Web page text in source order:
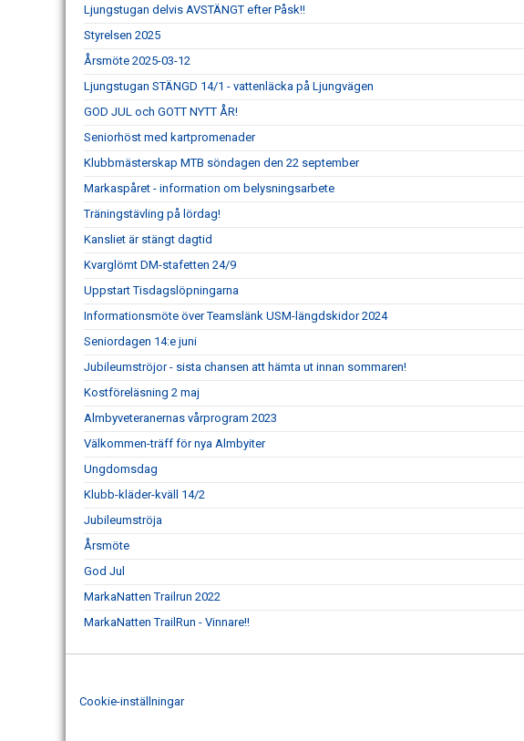
Ljungstugan delvis AVSTÄNGT efter Påsk!!
Styrelsen 2025
Årsmöte 2025-03-12
Ljungstugan STÄNGD 14/1 - vattenläcka på Ljungvägen
GOD JUL och GOTT NYTT ÅR!
Seniorhöst med kartpromenader
Klubbmästerskap MTB söndagen den 22 september
Markaspåret - information om belysningsarbete
Träningstävling på lördag!
Kansliet är stängt dagtid
Kvarglömt DM-stafetten 24/9
Uppstart Tisdagslöpningarna
Informationsmöte över Teamslänk USM-längdskidor 2024
Seniordagen 14:e juni
Jubileumströjor - sista chansen att hämta ut innan sommaren!
Kostföreläsning 2 maj
Almbyveteranernas vårprogram 2023
Välkommen-träff för nya Almbyiter
Ungdomsdag
Klubb-kläder-kväll 14/2
Jubileumströja
Årsmöte
God Jul
MarkaNatten Trailrun 2022
MarkaNatten TrailRun - Vinnare!!
Cookie-inställningar